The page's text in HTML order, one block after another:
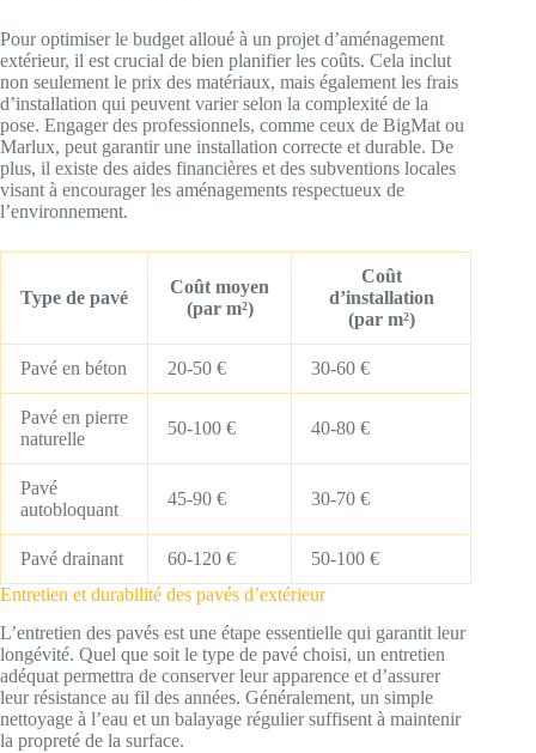
Pour optimiser le budget alloué à un projet d’aménagement
extérieur, il est crucial de bien planifier les coûts. Cela inclut
non seulement le prix des matériaux, mais également les frais
d’installation qui peuvent varier selon la complexité de la
pose. Engager des professionnels, comme ceux de BigMat ou
Marlux, peut garantir une installation correcte et durable. De
plus, il existe des aides financières et des subventions locales
visant à encourager les aménagements respectueux de
l’environnement.
Type de pavé
Coût moyen
(par m²)
Coût
d’installation
(par m²)
Pavé en béton 20-50 € 30-60 €
Pavé en pierre
naturelle
50-100 € 40-80 €
Pavé
autobloquant
45-90 € 30-70 €
Pavé drainant 60-120 €
50-100 €
Entretien et durabilité des pavés d’extérieur
L’entretien des pavés est une étape essentielle qui garantit leur
longévité. Quel que soit le type de pavé choisi, un entretien
adéquat permettra de conserver leur apparence et d’assurer
leur résistance au fil des années. Généralement, un simple
nettoyage à l’eau et un balayage régulier suffisent à maintenir
la propreté de la surface.